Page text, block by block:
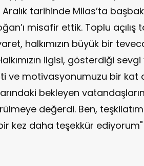
tarihinde Milas’ta
misafir ettik. Toplu açılış
halkımızın büyük bir
ilgisi, gösterdiği sevgi
ve motivasyonumuzu bir kat
bekleyen
değerdi. Ben,
kez daha teşekkür